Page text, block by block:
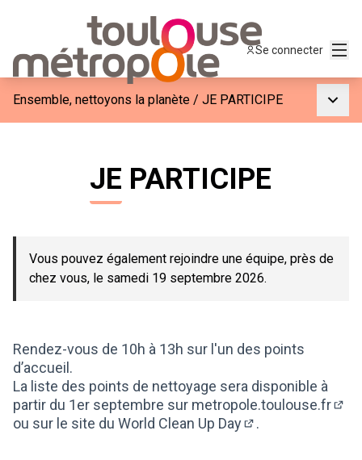
Se connecter
Ensemble, nettoyons la planète / JE PARTICIPE
JE PARTICIPE
Vous pouvez également rejoindre une équipe, près de
chez vous, le samedi 19 septembre 2026.
Rendez-vous de 10h à 13h sur l'un des points
d’accueil.
La liste des points de nettoyage sera disponible à
partir du 1er septembre sur metropole.toulouse.fr
ou sur le site du World Clean Up Day
.